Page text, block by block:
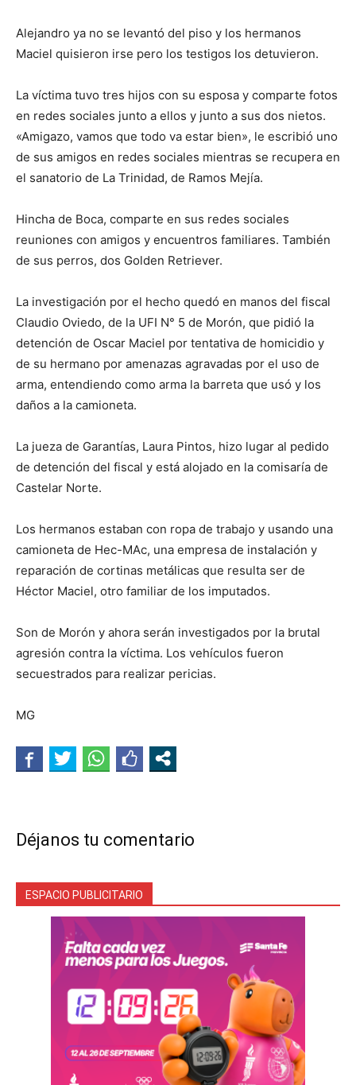
Alejandro ya no se levantó del piso y los hermanos
Maciel quisieron irse pero los testigos los detuvieron.
La víctima tuvo tres hijos con su esposa y comparte fotos
en redes sociales junto a ellos y junto a sus dos nietos.
«Amigazo, vamos que todo va estar bien», le escribió uno
de sus amigos en redes sociales mientras se recupera en
el sanatorio de La Trinidad, de Ramos Mejía.
Hincha de Boca, comparte en sus redes sociales
reuniones con amigos y encuentros familiares. También
de sus perros, dos Golden Retriever.
La investigación por el hecho quedó en manos del fiscal
Claudio Oviedo, de la UFI N° 5 de Morón, que pidió la
detención de Oscar Maciel por tentativa de homicidio y
de su hermano por amenazas agravadas por el uso de
arma, entendiendo como arma la barreta que usó y los
daños a la camioneta.
La jueza de Garantías, Laura Pintos, hizo lugar al pedido
de detención del fiscal y está alojado en la comisaría de
Castelar Norte.
Los hermanos estaban con ropa de trabajo y usando una
camioneta de Hec-MAc, una empresa de instalación y
reparación de cortinas metálicas que resulta ser de
Héctor Maciel, otro familiar de los imputados.
Son de Morón y ahora serán investigados por la brutal
agresión contra la víctima. Los vehículos fueron
secuestrados para realizar pericias.
MG
Déjanos tu comentario
ESPACIO PUBLICITARIO